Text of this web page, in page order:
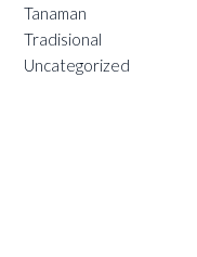
Tanaman
Tradisional
Uncategorized